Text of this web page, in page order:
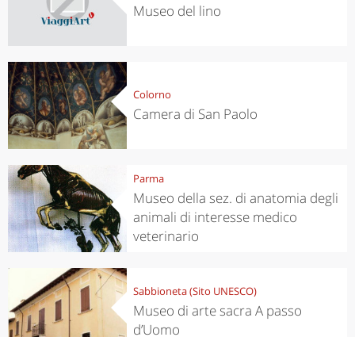
Museo del lino
Colorno
Camera di San Paolo
Parma
Museo della sez. di anatomia degli
animali di interesse medico
veterinario
Sabbioneta (Sito UNESCO)
Museo di arte sacra A passo
d’Uomo